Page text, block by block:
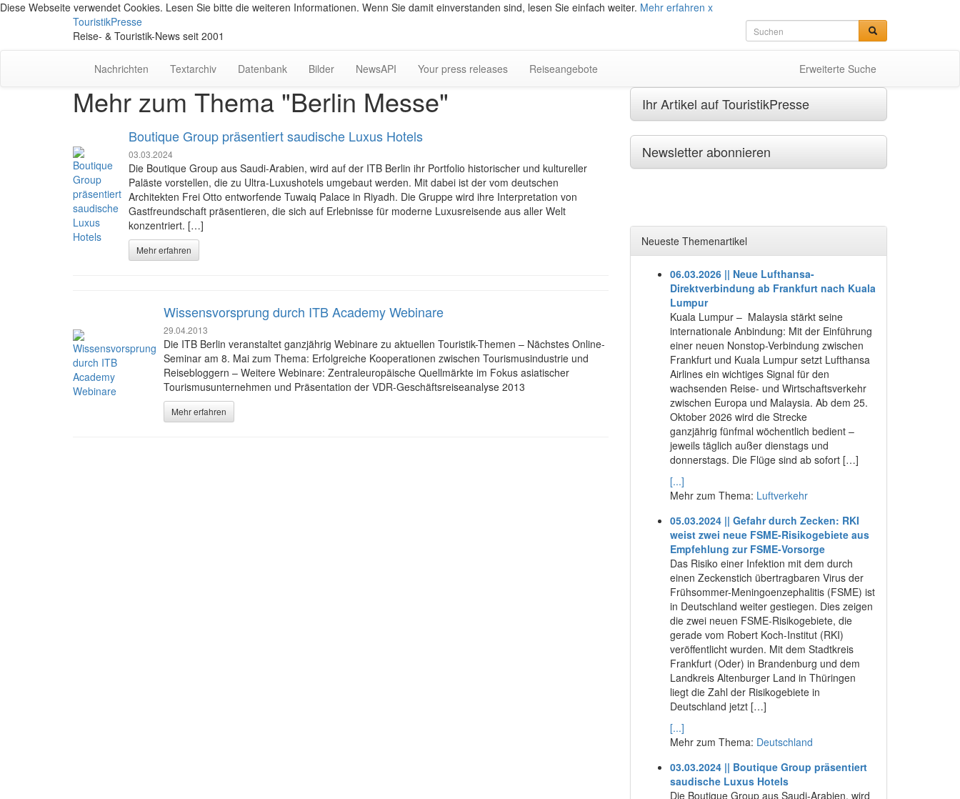
Diese Webseite verwendet Cookies. Lesen Sie bitte die weiteren Informationen. Wenn Sie damit einverstanden sind, lesen Sie einfach weiter. Mehr erfahren x
TouristikPresse
Reise- & Touristik-News seit 2001
Nachrichten Textarchiv Datenbank Bilder NewsAPI Your press releases Reiseangebote Erweiterte Suche
Mehr zum Thema "Berlin Messe"
Boutique Group präsentiert saudische Luxus Hotels
03.03.2024
Die Boutique Group aus Saudi-Arabien, wird auf der ITB Berlin ihr Portfolio historischer und kultureller
Paläste vorstellen, die zu Ultra-Luxushotels umgebaut werden. Mit dabei ist der vom deutschen
Architekten Frei Otto entworfende Tuwaiq Palace in Riyadh. Die Gruppe wird ihre Interpretation von
Gastfreundschaft präsentieren, die sich auf Erlebnisse für moderne Luxusreisende aus aller Welt
konzentriert. […]
Mehr erfahren
Wissensvorsprung durch ITB Academy Webinare
29.04.2013
Die ITB Berlin veranstaltet ganzjährig Webinare zu aktuellen Touristik-Themen – Nächstes Online-
Seminar am 8. Mai zum Thema: Erfolgreiche Kooperationen zwischen Tourismusindustrie und
Reisebloggern – Weitere Webinare: Zentraleuropäische Quellmärkte im Fokus asiatischer
Tourismusunternehmen und Präsentation der VDR-Geschäftsreiseanalyse 2013
Mehr erfahren
Ihr Artikel auf TouristikPresse
Newsletter abonnieren
Neueste Themenartikel
06.03.2026 || Neue Lufthansa-
Direktverbindung ab Frankfurt nach Kuala
Lumpur
Kuala Lumpur – Malaysia stärkt seine
internationale Anbindung: Mit der Einführung
einer neuen Nonstop-Verbindung zwischen
Frankfurt und Kuala Lumpur setzt Lufthansa
Airlines ein wichtiges Signal für den
wachsenden Reise- und Wirtschaftsverkehr
zwischen Europa und Malaysia. Ab dem 25.
Oktober 2026 wird die Strecke
ganzjährig fünfmal wöchentlich bedient –
jeweils täglich außer dienstags und
donnerstags. Die Flüge sind ab sofort […]
[...]
Mehr zum Thema: Luftverkehr
05.03.2024 || Gefahr durch Zecken: RKI
weist zwei neue FSME-Risikogebiete aus
Empfehlung zur FSME-Vorsorge
Das Risiko einer Infektion mit dem durch
einen Zeckenstich übertragbaren Virus der
Frühsommer-Meningoenzephalitis (FSME) ist
in Deutschland weiter gestiegen. Dies zeigen
die zwei neuen FSME-Risikogebiete, die
gerade vom Robert Koch-Institut (RKI)
veröffentlicht wurden. Mit dem Stadtkreis
Frankfurt (Oder) in Brandenburg und dem
Landkreis Altenburger Land in Thüringen
liegt die Zahl der Risikogebiete in
Deutschland jetzt […]
[...]
Mehr zum Thema: Deutschland
03.03.2024 || Boutique Group präsentiert
saudische Luxus Hotels
Die Boutique Group aus Saudi-Arabien, wird